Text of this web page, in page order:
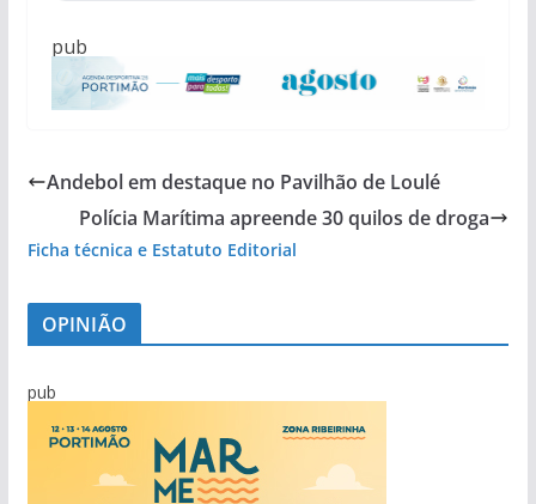
pub
Andebol em destaque no Pavilhão de Loulé
Polícia Marítima apreende 30 quilos de droga
Ficha técnica e Estatuto Editorial
OPINIÃO
pub